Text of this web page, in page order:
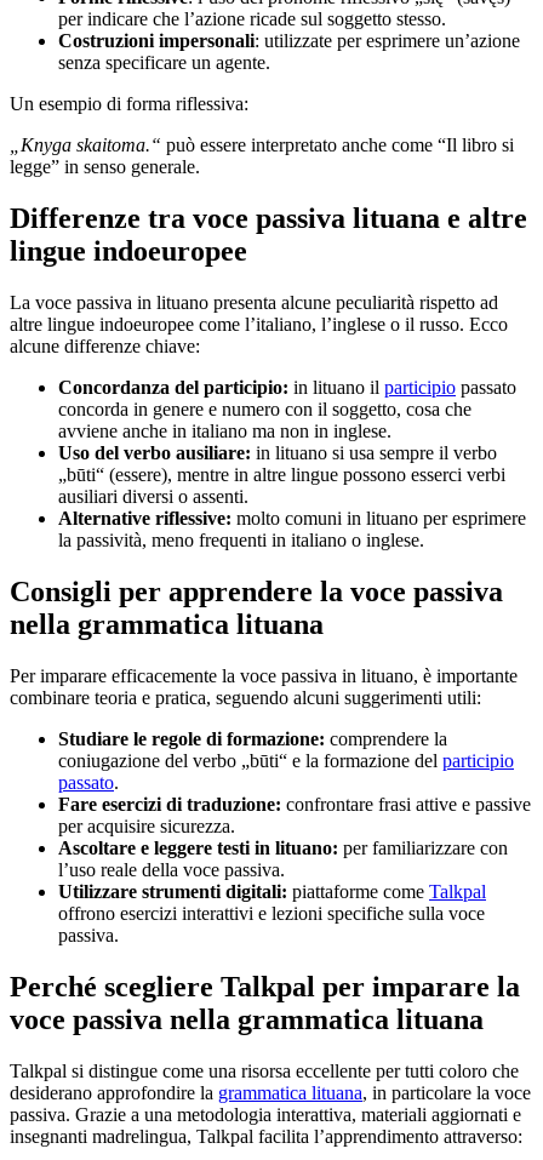
per indicare che l’azione ricade sul soggetto stesso.
Costruzioni impersonali: utilizzate per esprimere un’azione
senza specificare un agente.
Un esempio di forma riflessiva:
„Knyga skaitoma.“ può essere interpretato anche come “Il libro si
legge” in senso generale.
Differenze tra voce passiva lituana e altre
lingue indoeuropee
La voce passiva in lituano presenta alcune peculiarità rispetto ad
altre lingue indoeuropee come l’italiano, l’inglese o il russo. Ecco
alcune differenze chiave:
Concordanza del participio: in lituano il participio passato
concorda in genere e numero con il soggetto, cosa che
avviene anche in italiano ma non in inglese.
Uso del verbo ausiliare: in lituano si usa sempre il verbo
„būti“ (essere), mentre in altre lingue possono esserci verbi
ausiliari diversi o assenti.
Alternative riflessive: molto comuni in lituano per esprimere
la passività, meno frequenti in italiano o inglese.
Consigli per apprendere la voce passiva
nella grammatica lituana
Per imparare efficacemente la voce passiva in lituano, è importante
combinare teoria e pratica, seguendo alcuni suggerimenti utili:
Studiare le regole di formazione: comprendere la
coniugazione del verbo „būti“ e la formazione del participio
passato.
Fare esercizi di traduzione: confrontare frasi attive e passive
per acquisire sicurezza.
Ascoltare e leggere testi in lituano: per familiarizzare con
l’uso reale della voce passiva.
Utilizzare strumenti digitali: piattaforme come Talkpal
offrono esercizi interattivi e lezioni specifiche sulla voce
passiva.
Perché scegliere Talkpal per imparare la
voce passiva nella grammatica lituana
Talkpal si distingue come una risorsa eccellente per tutti coloro che
desiderano approfondire la grammatica lituana, in particolare la voce
passiva. Grazie a una metodologia interattiva, materiali aggiornati e
insegnanti madrelingua, Talkpal facilita l’apprendimento attraverso: